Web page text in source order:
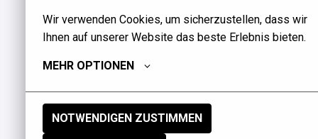
Wir verwenden Cookies, um sicherzustellen, dass wir
Ihnen auf unserer Website das beste Erlebnis bieten.
MEHR OPTIONEN
NOTWENDIGEN ZUSTIMMEN